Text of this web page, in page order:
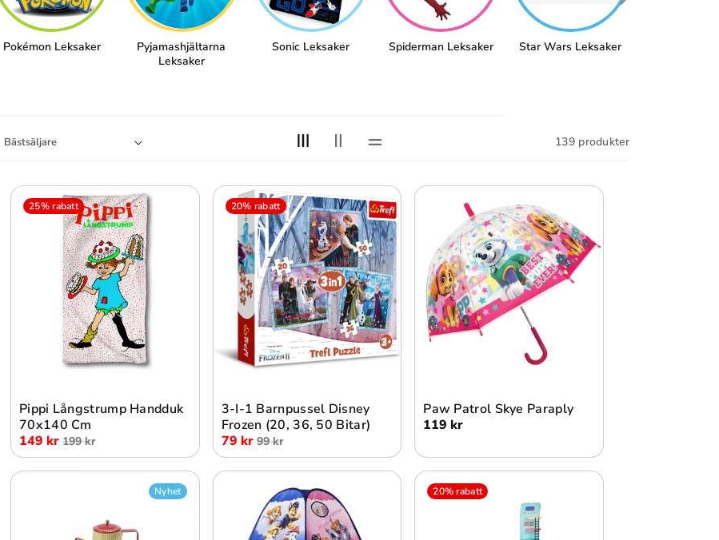
Pokémon Leksaker
Pyjamashjältarna
Leksaker
Sonic Leksaker Spiderman Leksaker Star Wars Leksaker
139 produkter
25% rabatt
Pippi Långstrump Handduk
70x140 Cm
149 kr 199 kr
Lägg i varukorg
20% rabatt
3-I-1 Barnpussel Disney
Frozen (20, 36, 50 Bitar)
79 kr 99 kr
Lägg i varukorg
Paw Patrol Skye Paraply
119 kr
Nyhet 20% rabatt